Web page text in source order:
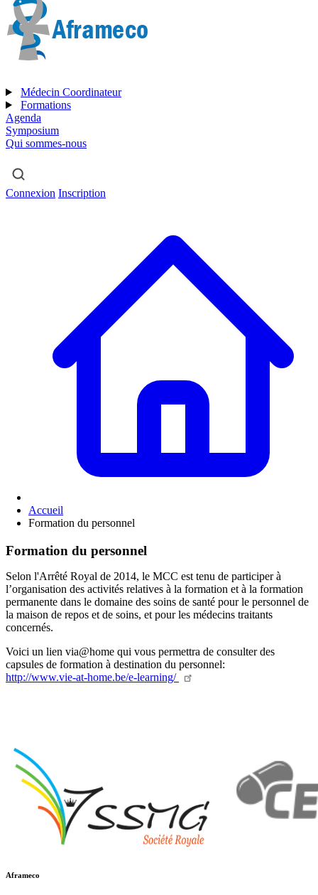
Médecin Coordinateur
Formations
Agenda
Symposium
Qui sommes-nous
Connexion Inscription
Accueil
Formation du personnel
Formation du personnel
Selon l'Arrêté Royal de 2014, le MCC est tenu de participer à
l’organisation des activités relatives à la formation et à la formation
permanente dans le domaine des soins de santé pour le personnel de
la maison de repos et de soins, et pour les médecins traitants
concernés.
Voici un lien via@home qui vous permettra de consulter des
capsules de formation à destination du personnel:
http://www.vie-at-home.be/e-learning/
Aframeco